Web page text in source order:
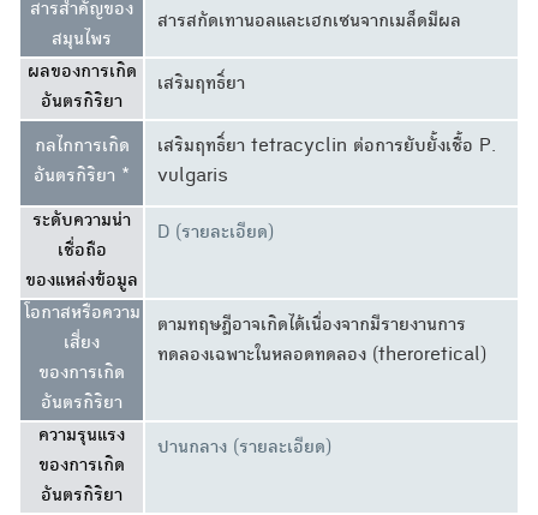
สารสำคัญของ
สมุนไพร
สารสกัดเทานอลและเฮกเซนจากเมล็ดมีผล
ผลของการเกิด
อันตรกิริยา
เสริมฤทธิ์ยา
กลไกการเกิด
อันตรกิริยา *
เสริมฤทธิ์ยา tetracyclin ต่อการยับยั้งเชื้อ P.
vulgaris
ระดับความน่า
เชื่อถือ
ของแหล่งข้อมูล
D (รายละเอียด)
โอกาสหรือความ
เสี่ยง
ของการเกิด
อันตรกิริยา
ตามทฤษฎีอาจเกิดได้เนื่องจากมีรายงานการ
ทดลองเฉพาะในหลอดทดลอง (theroretical)
ความรุนแรง
ของการเกิด
อันตรกิริยา
ปานกลาง (รายละเอียด)